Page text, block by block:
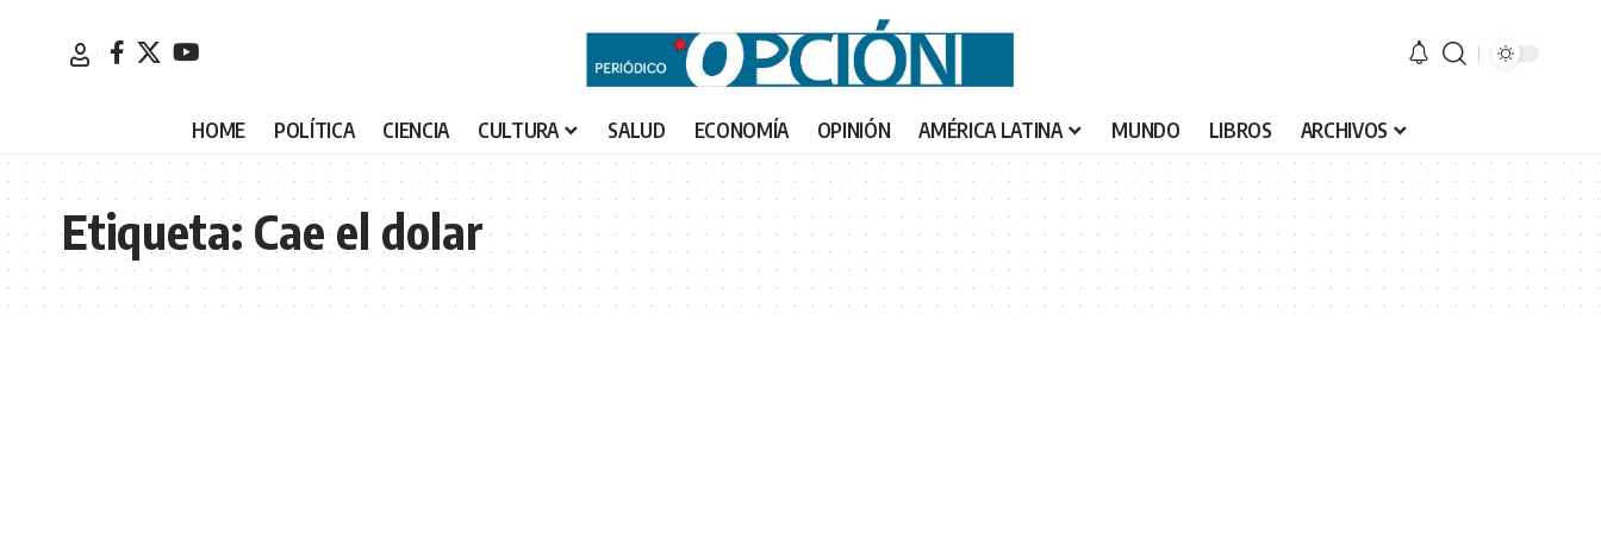
HOME POLÍTICA CIENCIA CULTURA SALUD ECONOMÍA OPINIÓN AMÉRICA LATINA MUNDO LIBROS ARCHIVOS
Etiqueta: Cae el dolar